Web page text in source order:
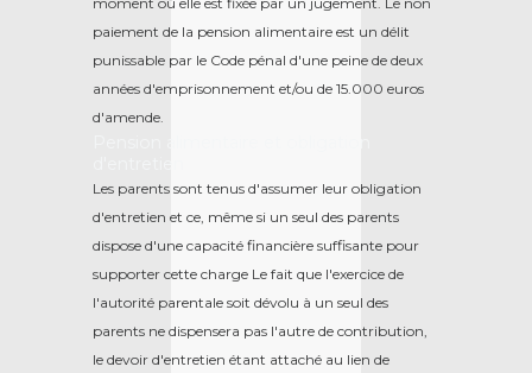
paiement de la pension alimentaire est un délit
punissable par le Code pénal d'une peine de deux
années d'emprisonnement et/ou de 15.000 euros
d'amende.
Les parents sont tenus d'assumer leur obligation
d'entretien et ce, même si un seul des parents
dispose d'une capacité financière suffisante pour
supporter cette charge Le fait que l'exercice de
l'autorité parentale soit dévolu à un seul des
parents ne dispensera pas l'autre de contribution,
le devoir d'entretien étant attaché au lien de